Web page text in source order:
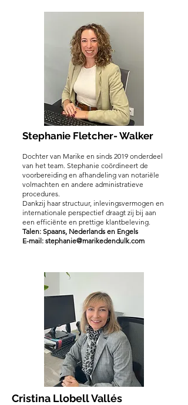
Stephanie Fletcher- Walker
Dochter van Marike en sinds 2019 onderdeel
van het team. Stephanie coördineert de
voorbereiding en afhandeling van notariële
volmachten en andere administratieve
procedures.
Dankzij haar structuur, inlevingsvermogen en
internationale perspectief draagt zij bij aan
een efficiënte en prettige klantbeleving.
Talen: Spaans, Nederlands en Engels
E-mail: stephanie@marikedendulk.com
Cristina Llobell Vallés